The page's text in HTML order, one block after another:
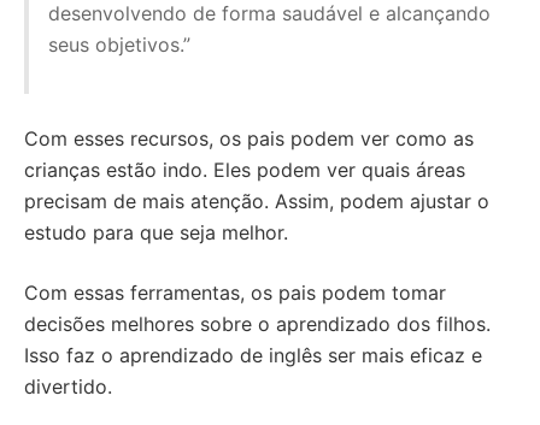
desenvolvendo de forma saudável e alcançando
seus objetivos.”
Com esses recursos, os pais podem ver como as
crianças estão indo. Eles podem ver quais áreas
precisam de mais atenção. Assim, podem ajustar o
estudo para que seja melhor.
Com essas ferramentas, os pais podem tomar
decisões melhores sobre o aprendizado dos filhos.
Isso faz o aprendizado de inglês ser mais eficaz e
divertido.